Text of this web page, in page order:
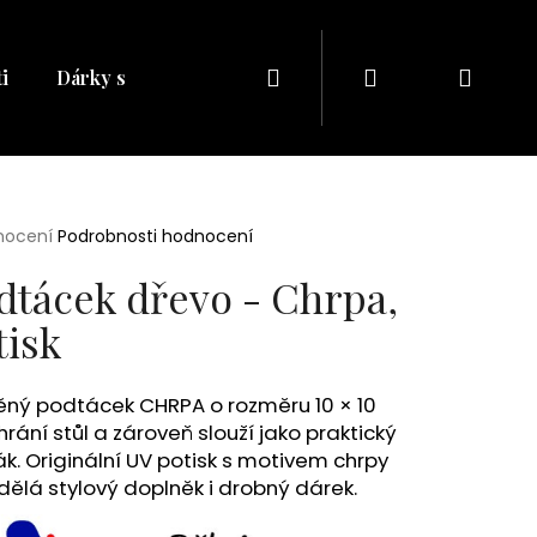
Dárky s naším potiskem Dárkové balíčky
Přihlášení
Podrobnosti hodnocení
dřevo - Chrpa,
podtácek CHRPA o rozměru 10 × 10
stůl a zároveň slouží jako praktický
Originální UV potisk s motivem chrpy
stylový doplněk i drobný dárek.
Následující